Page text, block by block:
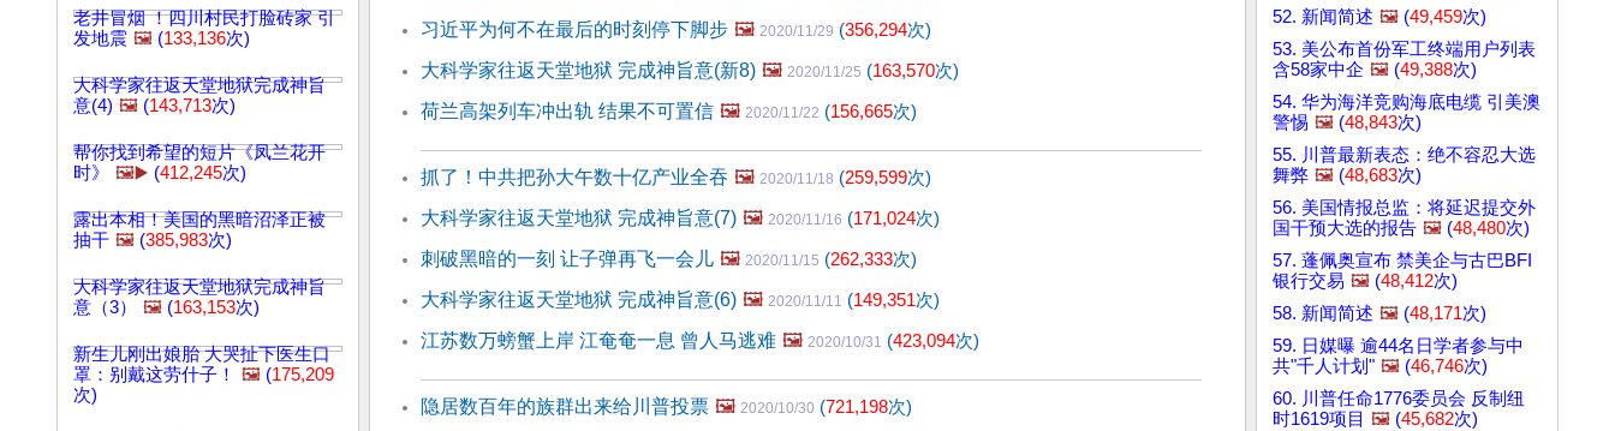
老井冒烟 ！四川村民打脸砖家 引
发地震 🖼️ (133,136次)
大科学家往返天堂地狱完成神旨
意(4) 🖼️ (143,713次)
帮你找到希望的短片《凤兰花开
时》
🖼️▶️ (412,245次)
露出本相！美国的黑暗沼泽正被
抽干 🖼️ (385,983次)
大科学家往返天堂地狱完成神旨
意（3）
🖼️ (163,153次)
新生儿刚出娘胎 大哭扯下医生口
罩：别戴这劳什子！
🖼️ (175,209
次)
习近平为何不在最后的时刻停下脚步 🖼️ 2020/11/29 (356,294次)
大科学家往返天堂地狱 完成神旨意(新8) 🖼️ 2020/11/25 (163,570次)
荷兰高架列车冲出轨 结果不可置信 🖼️ 2020/11/22 (156,665次)
抓了！中共把孙大午数十亿产业全吞 🖼️ 2020/11/18 (259,599次)
大科学家往返天堂地狱 完成神旨意(7) 🖼️ 2020/11/16 (171,024次)
刺破黑暗的一刻 让子弹再飞一会儿 🖼️ 2020/11/15 (262,333次)
大科学家往返天堂地狱 完成神旨意(6) 🖼️ 2020/11/11 (149,351次)
江苏数万螃蟹上岸 江奄奄一息 曾人马逃难 🖼️ 2020/10/31 (423,094次)
隐居数百年的族群出来给川普投票 🖼️ 2020/10/30 (721,198次)
52. 新闻简述 🖼️ (49,459次)
53. 美公布首份军工终端用户列表
含58家中企 🖼️ (49,388次)
54. 华为海洋竞购海底电缆 引美澳
警惕 🖼️ (48,843次)
55. 川普最新表态：绝不容忍大选
舞弊 🖼️ (48,683次)
56. 美国情报总监：将延迟提交外
国干预大选的报告 🖼️ (48,480次)
57. 蓬佩奥宣布 禁美企与古巴BFI
银行交易 🖼️ (48,412次)
58. 新闻简述 🖼️ (48,171次)
59. 日媒曝 逾44名日学者参与中
共"千人计划" 🖼️ (46,746次)
60. 川普任命1776委员会 反制纽
时1619项目 🖼️ (45,682次)